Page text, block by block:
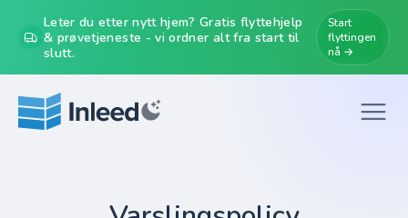
Leter du etter nytt hjem? Gratis flyttehjelp
& prøvetjeneste - vi ordner alt fra start til
slutt.
Start
flyttingen
nå →